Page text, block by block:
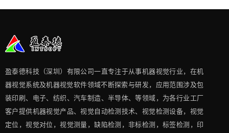
盈泰德科技（深圳）有限公司一直专注于从事机器视觉行业，在机
器视觉系统及机器视觉软件领域不断探索与研发​，应用范围涉及包
装印刷、电子、纺织、汽车制造、半导体、等领域，为各行业工厂
客户提供机器视觉产品、视觉自动检测技术、视觉检测设备，视觉
定位，视觉对位，视觉测量，缺陷检测，非标检测，标签检测，印